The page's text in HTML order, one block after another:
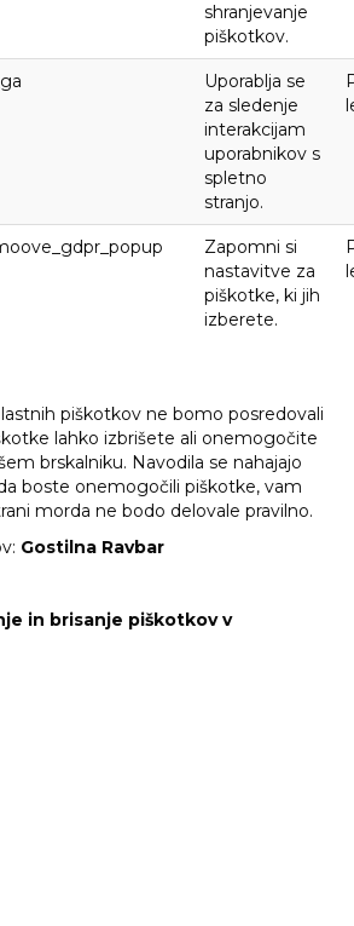
shranjevanje
piškotkov.
_ga
Uporablja se
za sledenje
interakcijam
uporabnikov s
spletno
stranjo.
Zapomni si
nastavitve za
piškotke, ki jih
izberete.
piškotkov ne bomo posredovali
lahko izbrišete ali onemogočite
brskalniku. Navodila se nahajajo
boste onemogočili piškotke, vam
morda ne bodo delovale pravilno.
Gostilna Ravbar
in brisanje piškotkov v